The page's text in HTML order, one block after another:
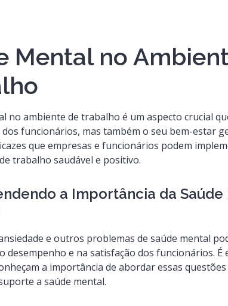
Mental no
no ambiente de trabalho é um aspecto crucial
funcionários, mas também o seu bem-estar
que empresas e funcionários podem
trabalho saudável e positivo.
a Importância da Saúde
e outros problemas de saúde mental
desempenho e na satisfação dos funcionários. É
a importância de abordar essas
a saúde mental.